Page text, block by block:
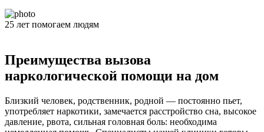
25 лет помогаем людям
Преимущества вызова
наркологической помощи на дом
Близкий человек, родственник, родной — постоянно пьет,
употребляет наркотики, замечается расстройство сна, высокое
давление, рвота, сильная головная боль: необходима